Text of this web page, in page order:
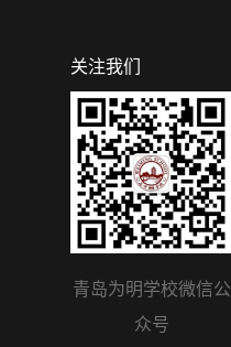
关注我们
青岛为明学校微信公
众号